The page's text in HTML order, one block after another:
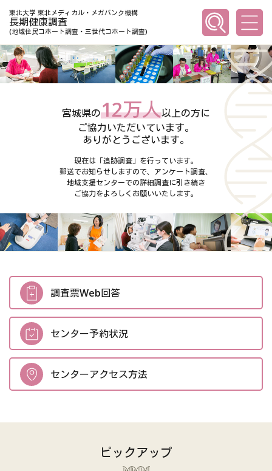
東北大学 東北メディカル・メガバンク機構
長期健康調査
(地域住民コホート調査・三世代コホート調査)
宮城県の12万人以上の方に
ご協力いただいています。
ありがとうございます。
現在は「追跡調査」を行っています。
郵送でお知らせしますので、 アンケート調査、
地域支援センターでの詳細調査に引き続き
ご協力をよろしくお願いいたします。
調査票Web回答
センター予約状況
センターアクセス方法
ピックアップ